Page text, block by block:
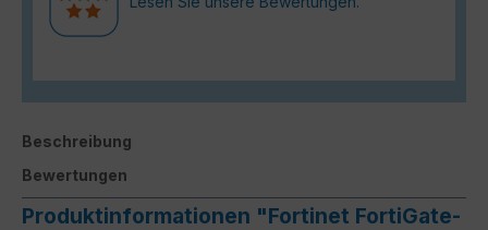
Beschreibung
Bewertungen
Produktinformationen "Fortinet FortiGate-